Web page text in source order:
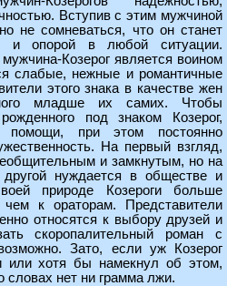
Вступив с этим мужчиной
не сомневаться, что он станет
и опорой в любой ситуации.
Козерог является воином
слабые, нежные и романтичные
этого знака в качестве жен
младше их самих. Чтобы
под знаком Козерог,
при этом постоянно
На первый взгляд,
и замкнутым, но на
нуждается в обществе и
природе Козероги больше
к ораторам. Представители
относятся к выбору друзей и
скоропалительный роман с
Зато, если уж Козерог
или хотя бы намекнул об этом,
словах нет ни грамма лжи.